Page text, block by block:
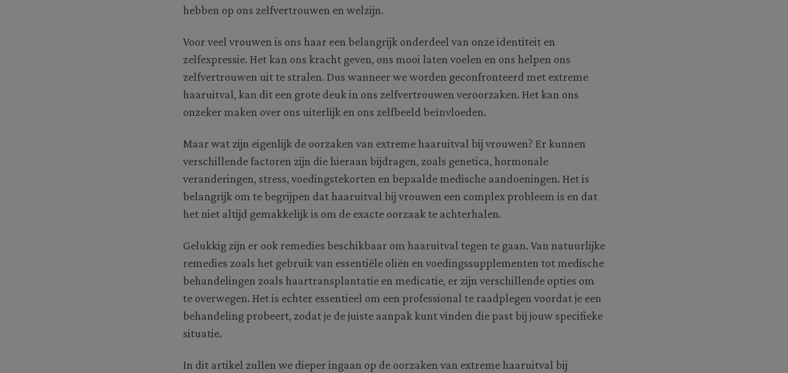
hebben op ons zelfvertrouwen en welzijn.
Voor veel vrouwen is ons haar een belangrijk onderdeel van onze identiteit en
zelfexpressie. Het kan ons kracht geven, ons mooi laten voelen en ons helpen ons
zelfvertrouwen uit te stralen. Dus wanneer we worden geconfronteerd met extreme
haaruitval, kan dit een grote deuk in ons zelfvertrouwen veroorzaken. Het kan ons
onzeker maken over ons uiterlijk en ons zelfbeeld beïnvloeden.
Maar wat zijn eigenlijk de oorzaken van extreme haaruitval bij vrouwen? Er kunnen
verschillende factoren zijn die hieraan bijdragen, zoals genetica, hormonale
veranderingen, stress, voedingstekorten en bepaalde medische aandoeningen. Het is
belangrijk om te begrijpen dat haaruitval bij vrouwen een complex probleem is en dat
het niet altijd gemakkelijk is om de exacte oorzaak te achterhalen.
Gelukkig zijn er ook remedies beschikbaar om haaruitval tegen te gaan. Van natuurlijke
remedies zoals het gebruik van essentiële oliën en voedingssupplementen tot medische
behandelingen zoals haartransplantatie en medicatie, er zijn verschillende opties om
te overwegen. Het is echter essentieel om een professional te raadplegen voordat je een
behandeling probeert, zodat je de juiste aanpak kunt vinden die past bij jouw specifieke
situatie.
In dit artikel zullen we dieper ingaan op de oorzaken van extreme haaruitval bij